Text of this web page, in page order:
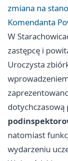
zmiana na
Komendanta
W
zastępcę i
Uroczysta
natomiast
wydarzeniu